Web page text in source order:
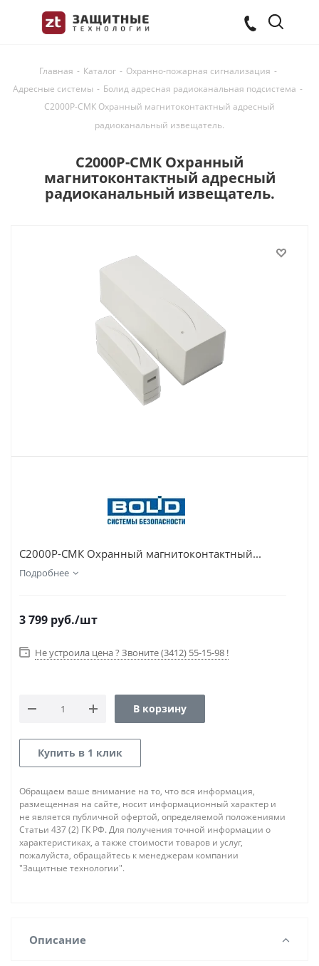
Главная - Каталог - Охранно-пожарная сигнализация -
Адресные системы - Болид адресная радиоканальная подсистема -
С2000Р-СМК Охранный магнитоконтактный адресный
радиоканальный извещатель.
С2000Р-СМК Охранный
магнитоконтактный адресный
радиоканальный извещатель.
С2000Р-СМК Охранный магнитоконтактный...
Подробнее
3 799 руб./шт
Не устроила цена ? Звоните (3412) 55-15-98 !
В корзину
Купить в 1 клик
Обращаем ваше внимание на то, что вся информация,
размещенная на сайте, носит информационный характер и
не является публичной офертой, определяемой положениями
Статьи 437 (2) ГК РФ. Для получения точной информации о
характеристиках, а также стоимости товаров и услуг,
пожалуйста, обращайтесь к менеджерам компании
"Защитные технологии".
Описание